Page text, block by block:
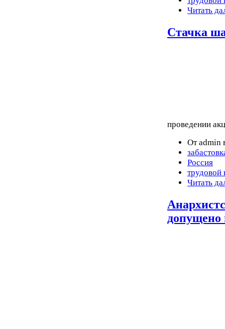
Читать
Стачка
проведении
От admin
Россия
трудовой
Читать